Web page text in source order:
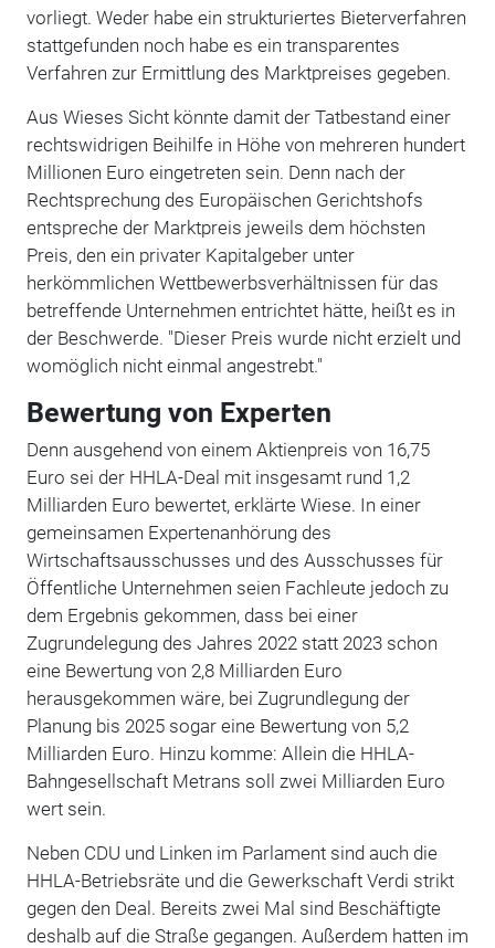
vorliegt. Weder habe ein strukturiertes Bieterverfahren
stattgefunden noch habe es ein transparentes
Verfahren zur Ermittlung des Marktpreises gegeben.
Aus Wieses Sicht könnte damit der Tatbestand einer
rechtswidrigen Beihilfe in Höhe von mehreren hundert
Millionen Euro eingetreten sein. Denn nach der
Rechtsprechung des Europäischen Gerichtshofs
entspreche der Marktpreis jeweils dem höchsten
Preis, den ein privater Kapitalgeber unter
herkömmlichen Wettbewerbsverhältnissen für das
betreffende Unternehmen entrichtet hätte, heißt es in
der Beschwerde. "Dieser Preis wurde nicht erzielt und
womöglich nicht einmal angestrebt."
Bewertung von Experten
Denn ausgehend von einem Aktienpreis von 16,75
Euro sei der HHLA-Deal mit insgesamt rund 1,2
Milliarden Euro bewertet, erklärte Wiese. In einer
gemeinsamen Expertenanhörung des
Wirtschaftsausschusses und des Ausschusses für
Öffentliche Unternehmen seien Fachleute jedoch zu
dem Ergebnis gekommen, dass bei einer
Zugrundelegung des Jahres 2022 statt 2023 schon
eine Bewertung von 2,8 Milliarden Euro
herausgekommen wäre, bei Zugrundlegung der
Planung bis 2025 sogar eine Bewertung von 5,2
Milliarden Euro. Hinzu komme: Allein die HHLA-
Bahngesellschaft Metrans soll zwei Milliarden Euro
wert sein.
Neben CDU und Linken im Parlament sind auch die
HHLA-Betriebsräte und die Gewerkschaft Verdi strikt
gegen den Deal. Bereits zwei Mal sind Beschäftigte
deshalb auf die Straße gegangen. Außerdem hatten im